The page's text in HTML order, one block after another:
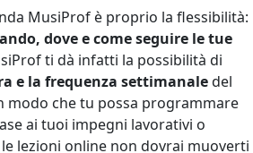
MusiProf è proprio la flessibilità:
dove e come seguire le tue
ti dà infatti la possibilità di
e la frequenza settimanaledel
modo che tu possa programmare
ai tuoi impegni lavorativi o
lezioni online non dovrai muoverti